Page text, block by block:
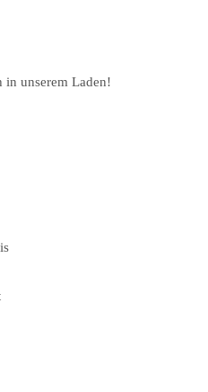
in unserem Laden!